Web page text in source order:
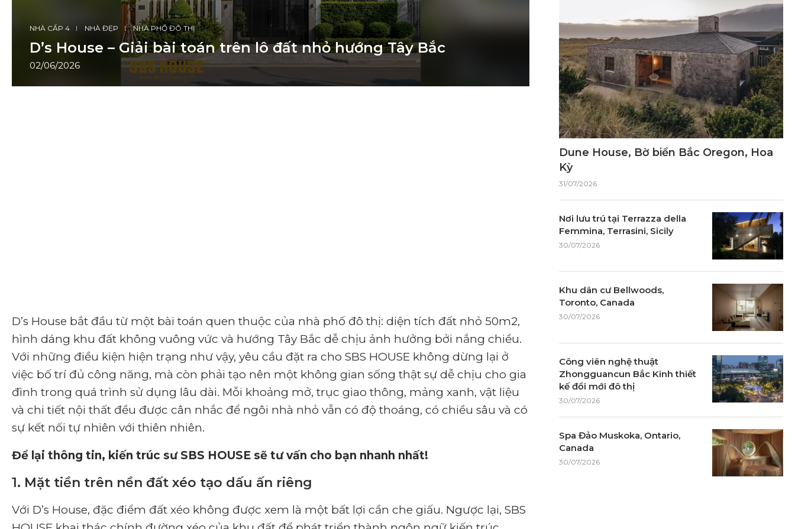
NHÀ CẤP 4 NHÀ ĐẸP NHÀ PHỐ ĐÔ THỊ
D’s House – Giải bài toán trên lô đất nhỏ hướng Tây Bắc
02/06/2026
D’s House bắt đầu từ một bài toán quen thuộc của nhà phố đô thị: diện tích đất nhỏ 50m2,
hình dáng khu đất không vuông vức và hướng Tây Bắc dễ chịu ảnh hưởng bởi nắng chiều.
Với những điều kiện hiện trạng như vậy, yêu cầu đặt ra cho SBS HOUSE không dừng lại ở
việc bố trí đủ công năng, mà còn phải tạo nên một không gian sống thật sự dễ chịu cho gia
đình trong quá trình sử dụng lâu dài. Mỗi khoảng mở, trục giao thông, mảng xanh, vật liệu
và chi tiết nội thất đều được cân nhắc để ngôi nhà nhỏ vẫn có độ thoáng, có chiều sâu và có
sự kết nối tự nhiên với thiên nhiên.
Để lại thông tin, kiến trúc sư SBS HOUSE sẽ tư vấn cho bạn nhanh nhất!
1. Mặt tiền trên nền đất xéo tạo dấu ấn riêng
Với D’s House, đặc điểm đất xéo không được xem là một bất lợi cần che giấu. Ngược lại, SBS
Dune House, Bờ biển Bắc Oregon, Hoa
Kỳ
31/07/2026
Nơi lưu trú tại Terrazza della
Femmina, Terrasini, Sicily
30/07/2026
Khu dân cư Bellwoods,
Toronto, Canada
30/07/2026
Công viên nghệ thuật
Zhongguancun Bắc Kinh thiết
kế đổi mới đô thị
30/07/2026
Spa Đảo Muskoka, Ontario,
Canada
30/07/2026